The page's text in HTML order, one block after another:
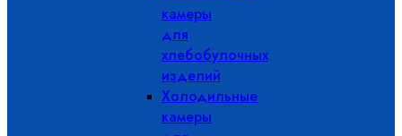
камеры
для
хлебобулочных
изделий
Холодильные
камеры